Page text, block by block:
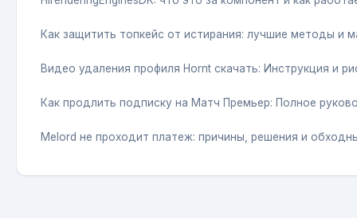
Как защитить топкейс от истирания: лучшие методы и
Видео удаления профиля Hornt скачать: Инструкция и
Как продлить подписку на Матч Премьер: Полное
Melord не проходит платеж: причины, решения и